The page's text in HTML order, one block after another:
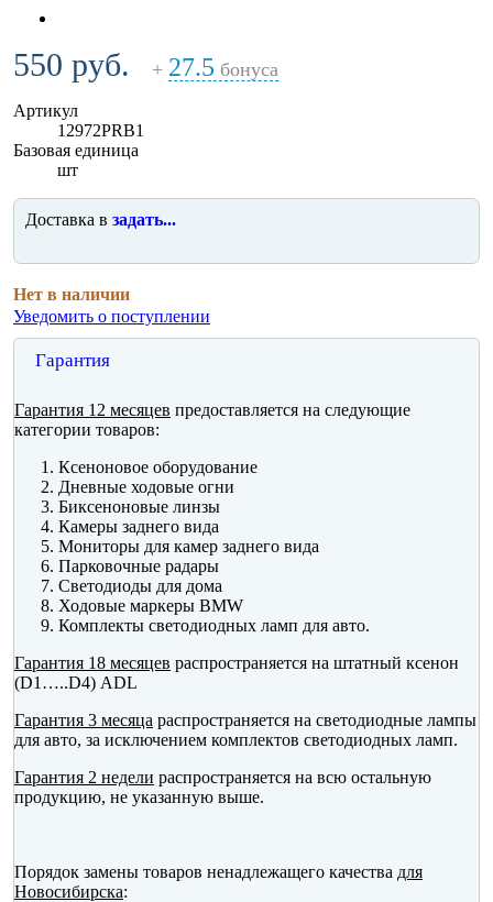
550 руб. + 27.5 бонуса
Артикул
12972PRB1
Базовая единица
шт
Доставка в задать...
Нет в наличии
Уведомить о поступлении
Гарантия
Гарантия 12 месяцев предоставляется на следующие
категории товаров:
Ксеноновое оборудование
Дневные ходовые огни
Биксеноновые линзы
Камеры заднего вида
Мониторы для камер заднего вида
Парковочные радары
Светодиоды для дома
Ходовые маркеры BMW
Комплекты светодиодных ламп для авто.
Гарантия 18 месяцев распространяется на штатный ксенон
(D1…..D4) ADL
Гарантия 3 месяца распространяется на светодиодные лампы
для авто, за исключением комплектов светодиодных ламп.
Гарантия 2 недели распространяется на всю остальную
продукцию, не указанную выше.
Порядок замены товаров ненадлежащего качества для
Новосибирска: